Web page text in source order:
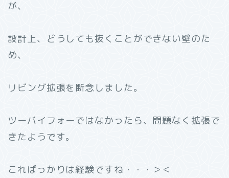
が、
設計上、どうしても抜くことができない壁のた
め、
リビング拡張を断念しました。
ツーバイフォーではなかったら、問題なく拡張で
きたようです。
こればっかりは経験ですね・・・＞＜